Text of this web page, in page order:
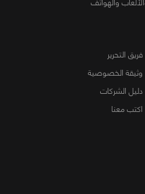
فريق التحرير
وثيقة الخصوصية
دليل الشركات
اكتب معنا